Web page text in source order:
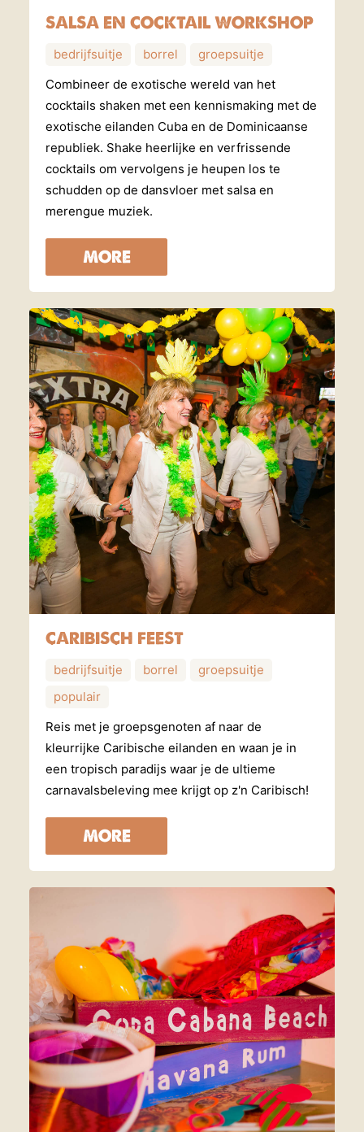
SALSA EN COCKTAIL WORKSHOP
bedrijfsuitje borrel
groepsuitje
Combineer de exotische wereld van het
cocktails shaken met een kennismaking met de
exotische eilanden Cuba en de Dominicaanse
republiek. Shake heerlijke en verfrissende
cocktails om vervolgens je heupen los te
schudden op de dansvloer met salsa en
merengue muziek.
MORE
CARIBISCH FEEST
bedrijfsuitje borrel
groepsuitje
populair
Reis met je groepsgenoten af naar de
kleurrijke Caribische eilanden en waan je in
een tropisch paradijs waar je de ultieme
carnavalsbeleving mee krijgt op z'n Caribisch!
MORE